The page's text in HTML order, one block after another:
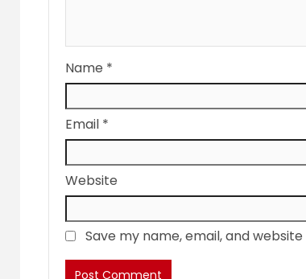
Name *
Email *
Website
Save my name, email, and